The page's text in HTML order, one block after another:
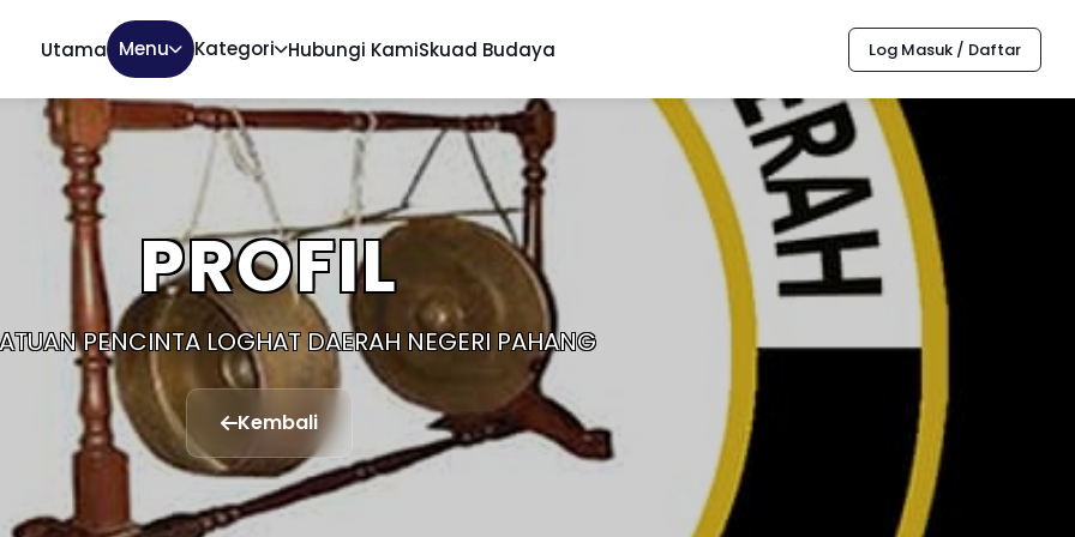
Utama Menu Kategori Hubungi KamiSkuad Budaya Log Masuk / Daftar
PROFIL
PENCINTA LOGHAT DAERAH NEGERI PAHANG
Kembali